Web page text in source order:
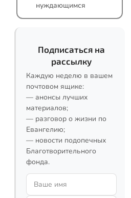
нуждающимся
Подписаться на
рассылку
Каждую неделю в вашем
почтовом ящике:
— анонсы лучших
материалов;
— разговор о жизни по
Евангелию;
— новости подопечных
Благотворительного
фонда.